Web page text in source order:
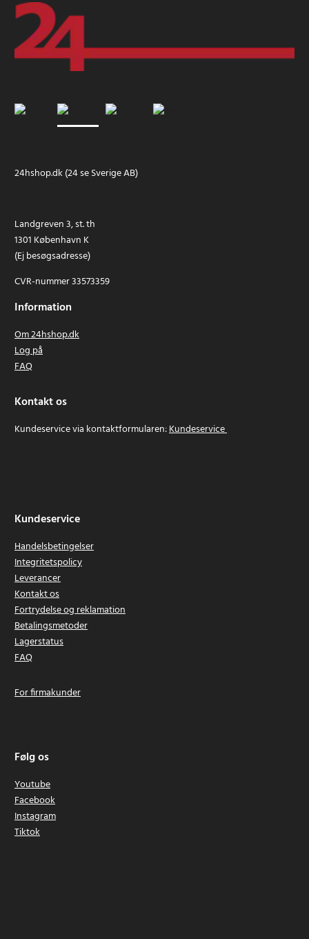
24hshop.dk (24 se Sverige AB)
Landgreven 3, st. th
1301 København K
(Ej besøgsadresse)
CVR-nummer 33573359
Information
Om 24hshop.dk
Log på
FAQ
Kontakt os
Kundeservice via kontaktformularen:Kundeservice
Kundeservice
Handelsbetingelser
Integritetspolicy
Leverancer
Kontakt os
Fortrydelse og reklamation
Betalingsmetoder
Lagerstatus
FAQ
For firmakunder
Følg os
Youtube
Facebook
Instagram
Tiktok